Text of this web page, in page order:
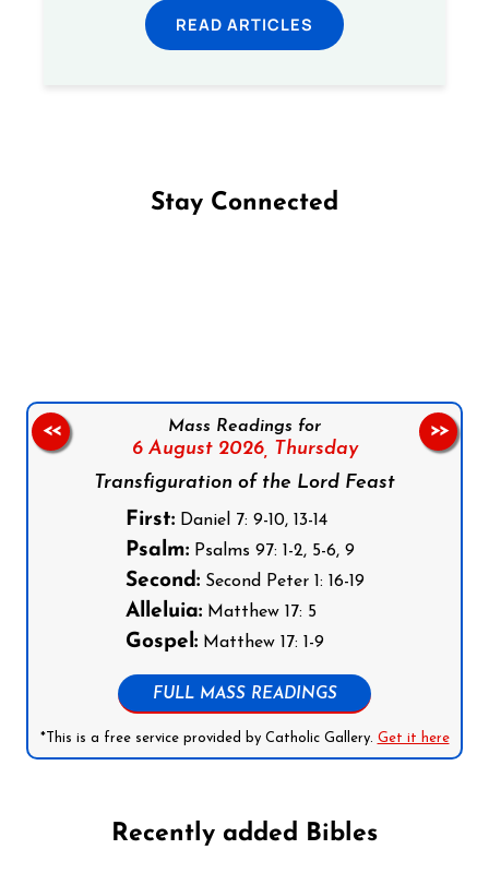
READ ARTICLES
Stay Connected
Mass Readings for
6 August 2026, Thursday
Transfiguration of the Lord Feast
First:Daniel 7: 9-10, 13-14
Psalm:Psalms 97: 1-2, 5-6, 9
Second:Second Peter 1: 16-19
Alleluia:Matthew 17: 5
Gospel:Matthew 17: 1-9
FULL MASS READINGS
*This is a free service provided by Catholic Gallery. Get it here
<< >>
Recently added Bibles